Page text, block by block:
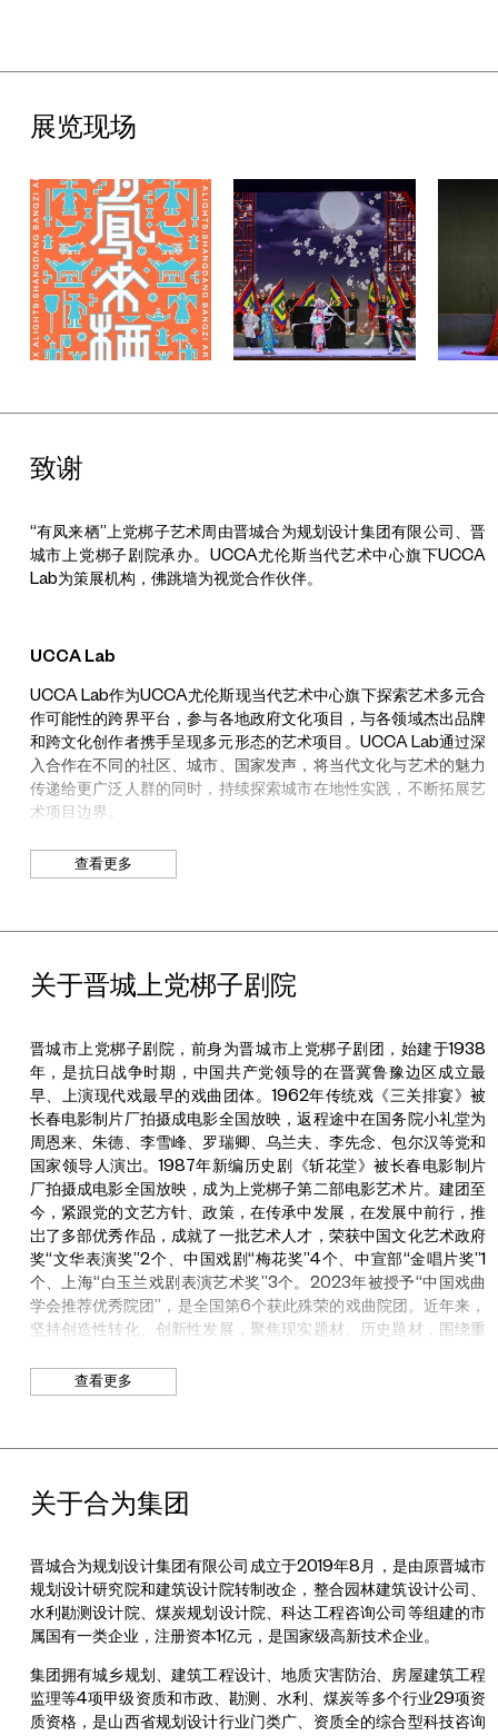
更新的重要动力。此次“有凤来栖”上党梆子艺术周不仅呈现了一场
式。
展览现场
致谢
“有凤来栖”上党梆子艺术周由晋城合为规划设计集团有限公司、晋
城市上党梆子剧院承办。UCCA尤伦斯当代艺术中心旗下UCCA
Lab为策展机构，佛跳墙为视觉合作伙伴。
UCCA Lab
UCCA Lab作为UCCA尤伦斯现当代艺术中心旗下探索艺术多元合
作可能性的跨界平台，参与各地政府文化项目，与各领域杰出品牌
和跨文化创作者携手呈现多元形态的艺术项目。UCCA Lab通过深
入合作在不同的社区、城市、国家发声，将当代文化与艺术的魅力
传递给更广泛人群的同时，持续探索城市在地性实践，不断拓展艺
术项目边界。
建筑师、策展人、MAD建筑事务所创始人
北京出生的建筑师马岩松（生于1975年）以其独特的建筑实践、学
术研究与文化参与的融合，被誉为当代建筑实践的革新者。他以对
与效率，更能滋养人类的情感与精神归属。通过有机形态与技术创
新的前瞻性建筑语言，他的作品持续重新界定城市与自然、人类与
非人类领域之间的边界。
2014年，马岩松被选定为美国卢卡斯叙事艺术博物馆的首席建筑
师，成为首位主导海外重大文化地标项目的中国建筑师。二十余年
间，他的事务所通过菲尼克斯博物馆（鹿特丹）、光之隧道（日
本），以及深圳湾文化公园、衢州体育公园、胡同幼儿园等项目，
持续探索未来居住的理想形态。
在建筑实践之外，他通过国际展览、出版物及公共艺术作品积极参
与文化话语的建构。2023年，他策划了首届北京艺术双年展"蓝图
北京"，对城市想象展开批判性审视。此后，他受任为2025年威尼
斯建筑双年展中国馆策展人，持续在全球范围内引领关于建筑社会
影响力人物"。2026年，他荣获美国建筑师学会（FAIA）荣誉院
罗·沙里宁建筑设计客座教授。
刘畅
导演、策展人、阿那亚戏剧节艺术策划、“候鸟300”发起人兼艺术
总监、敦煌当代美术馆副馆长
他擅于用戏剧的表现手法和观念串联多元化的艺术形态，赋予空
间、场域更丰富的生命力。在导演当代戏剧演出的基础上跨领域融
合多种艺术媒介，打造国际化艺术交流平台，激发艺术的更多可能
查看更多
关于晋城上党梆子剧院
晋城市上党梆子剧院，前身为晋城市上党梆子剧团，始建于1938
年，是抗日战争时期，中国共产党领导的在晋冀鲁豫边区成立最
早、上演现代戏最早的戏曲团体。1962年传统戏《三关排宴》被
长春电影制片厂拍摄成电影全国放映，返程途中在国务院小礼堂为
周恩来、朱德、李雪峰、罗瑞卿、乌兰夫、李先念、包尔汉等党和
国家领导人演岀。1987年新编历史剧《斩花堂》被长春电影制片
厂拍摄成电影全国放映，成为上党梆子第二部电影艺术片。建团至
今，紧跟党的文艺方针、政策，在传承中发展，在发展中前行，推
岀了多部优秀作品，成就了一批艺术人才，荣获中国文化艺术政府
奖“文华表演奖”2个、中国戏剧“梅花奖”4个、中宣部“金唱片奖”1
个、上海“白玉兰戏剧表演艺术奖”3个。2023年被授予“中国戏曲
学会推荐优秀院团”，是全国第6个获此殊荣的戏曲院团。近年来，
坚持创造性转化、创新性发展，聚焦现实题材、历史题材，围绕重
国、讴歌人民、讴歌英雄，更好满足人民群众精神文化需求。
2014年以来，精品剧目《蝴蝶杯》《太行娘亲》《郝经》《申纪
《太行娘亲》《大汉母子》入选国家艺术基金大型舞台剧和作品创
《太行娘亲》《沁岭花开》入选国家舞台艺术精品创作扶持工程全
国舞台艺术重点创作剧目。2019年以来，上党梆子《太行娘亲》
来，精品剧目《太行娘亲》《申纪兰》连续两届荣获山西省精神文
明建设“五个一工程”优秀作品奖。2024以来，精品剧目《大汉母
子》入选文化和旅游部“2023-2025舞台艺术创作行动计划”、山
西省艺术基金舞台艺术作品创作生产资助项目。2025年以来，精
项目。连续两年受邀参加2017、2018新年戏曲晚会，在国家大剧
院为习近平总书记等党和国家领导人演出。此外，还受邀参加国家
大剧院夏季演出季、第二十届和第二十四届中国上海国际艺术节、
查看更多
关于合为集团
晋城合为规划设计集团有限公司成立于2019年8月，是由原晋城市
规划设计研究院和建筑设计院转制改企，整合园林建筑设计公司、
水利勘测设计院、煤炭规划设计院、科达工程咨询公司等组建的市
属国有一类企业，注册资本1亿元，是国家级高新技术企业。
集团拥有城乡规划、建筑工程设计、地质灾害防治、房屋建筑工程
监理等4项甲级资质和市政、勘测、水利、煤炭等多个行业29项资
质资格，是山西省规划设计行业门类广、资质全的综合型科技咨询